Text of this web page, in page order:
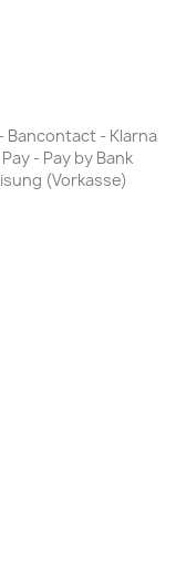
Bancontact - Klarna
- Pay by Bank
(Vorkasse)